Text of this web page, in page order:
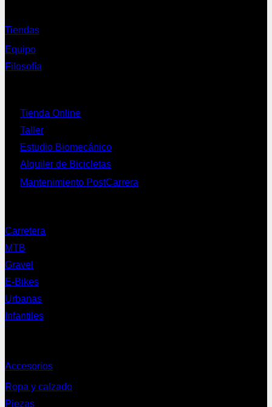
Tiendas
Equipo
Filosofía
Tienda Online
Taller
Estudio Biomecánico
Alquiler de Bicicletas
Mantenimiento PostCarrera
Carretera
MTB
Gravel
E-Bikes
Urbanas
Infantiles
Accesorios
Ropa y calzado
Piezas